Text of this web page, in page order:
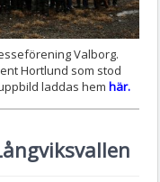
Valborg.
Hortlund som stod
laddas hem här.